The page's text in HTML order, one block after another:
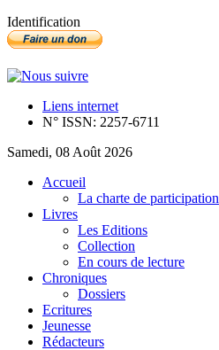
Identification
Liens internet
N° ISSN: 2257-6711
Samedi, 08 Août 2026
Accueil
La charte de participation
Livres
Les Editions
Collection
En cours de lecture
Chroniques
Dossiers
Ecritures
Jeunesse
Rédacteurs